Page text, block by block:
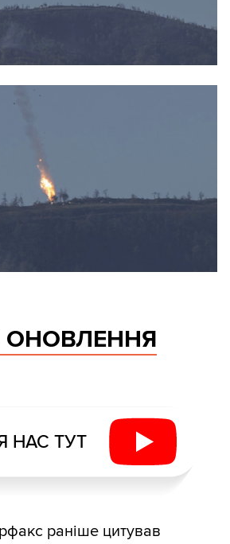
ОНОВЛЕННЯ
НАС ТУТ
раніше цитував